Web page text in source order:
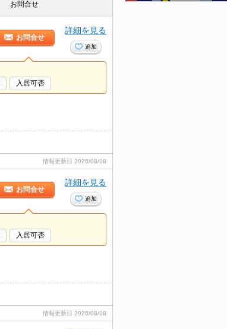
お問合せ
お問合せ
詳細を見る
追加
入居可否
情報更新日 2026/08/08
お問合せ
詳細を見る
追加
入居可否
情報更新日 2026/08/08